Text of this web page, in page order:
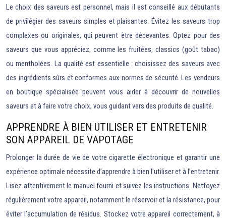
Le choix des saveurs est personnel, mais il est conseillé aux débutants
de privilégier des saveurs simples et plaisantes. Évitez les saveurs trop
complexes ou originales, qui peuvent être décevantes. Optez pour des
saveurs que vous appréciez, comme les fruitées, classics (goût tabac)
ou mentholées. La qualité est essentielle : choisissez des saveurs avec
des ingrédients sûrs et conformes aux normes de sécurité. Les vendeurs
en boutique spécialisée peuvent vous aider à découvrir de nouvelles
saveurs et à faire votre choix, vous guidant vers des produits de qualité.
APPRENDRE À BIEN UTILISER ET ENTRETENIR
SON APPAREIL DE VAPOTAGE
Prolonger la durée de vie de votre cigarette électronique et garantir une
expérience optimale nécessite d’apprendre à bien l’utiliser et à l’entretenir.
Lisez attentivement le manuel fourni et suivez les instructions. Nettoyez
régulièrement votre appareil, notamment le réservoir et la résistance, pour
éviter l’accumulation de résidus. Stockez votre appareil correctement, à